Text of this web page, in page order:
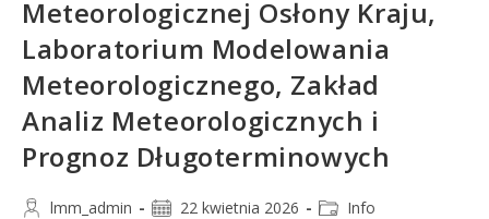
Meteorologicznej Osłony Kraju,
Laboratorium Modelowania
Meteorologicznego, Zakład
Analiz Meteorologicznych i
Prognoz Długoterminowych
lmm_admin 22 kwietnia 2026 Info